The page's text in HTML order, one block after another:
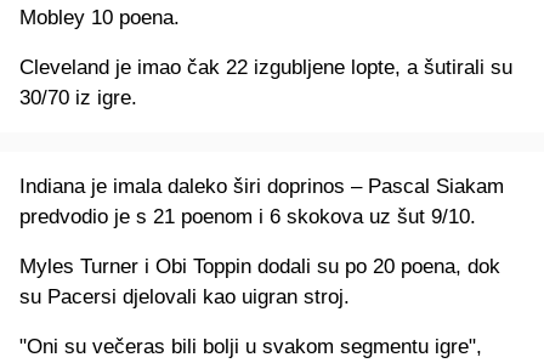
Mobley 10 poena.
Cleveland je imao čak 22 izgubljene lopte, a šutirali su
30/70 iz igre.
Indiana je imala daleko širi doprinos – Pascal Siakam
predvodio je s 21 poenom i 6 skokova uz šut 9/10.
Myles Turner i Obi Toppin dodali su po 20 poena, dok
su Pacersi djelovali kao uigran stroj.
"Oni su večeras bili bolji u svakom segmentu igre",